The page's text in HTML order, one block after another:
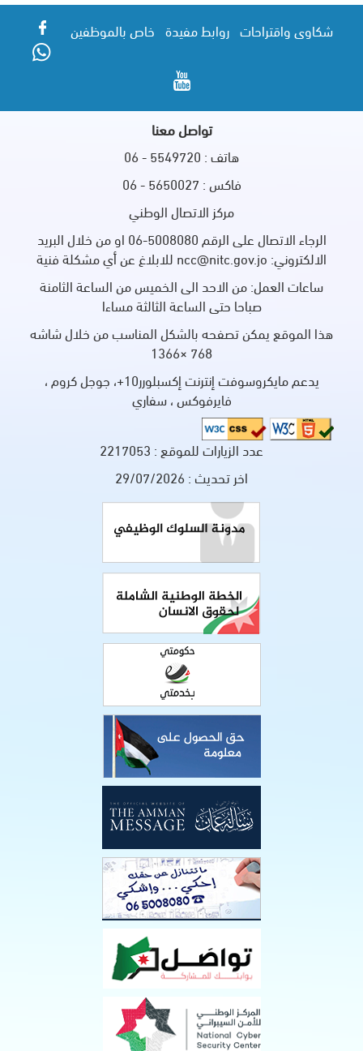
شكاوى واقتراحات روابط مفيدة خاص بالموظفين
تواصل معنا
هاتف : 5549720 - 06
فاكس : 5650027 - 06
مركز الاتصال الوطني
الرجاء الاتصال على الرقم 5008080-06 او من خلال البريد
الالكتروني: ncc@nitc.gov.jo للابلاغ عن أي مشكلة فنية
ساعات العمل: من الاحد الى الخميس من الساعة الثامنة
صباحا حتى الساعة الثالثة مساءا
هذا الموقع يمكن تصفحه بالشكل المناسب من خلال شاشه
768 ×1366
يدعم مايكروسوفت إنترنت إكسبلورر10+، جوجل كروم ،
فايرفوكس ، سفاري
عدد الزيارات للموقع : 2217053
اخر تحديث : 29/07/2026